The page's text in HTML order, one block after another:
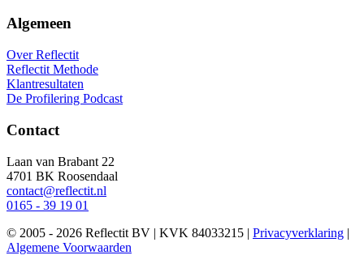
Algemeen
Over Reflectit
Reflectit Methode
Klantresultaten
De Profilering Podcast
Contact
Laan van Brabant 22
4701 BK Roosendaal
contact@reflectit.nl
0165 - 39 19 01
© 2005 - 2026 Reflectit BV | KVK 84033215 | Privacyverklaring |
Algemene Voorwaarden